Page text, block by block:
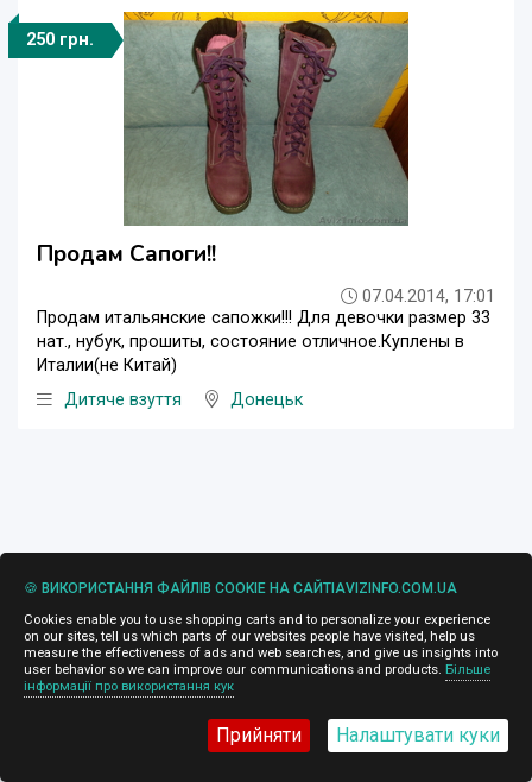
250 грн.
Продам Сапоги!!
07.04.2014, 17:01
Продам итальянские сапожки!!! Для девочки размер 33
нат., нубук, прошиты, состояние отличное.Куплены в
Италии(не Китай)
Дитяче взуття
Донецьк
18 грн.
🍪 ВИКОРИСТАННЯ ФАЙЛІВ COOKIE НА САЙТІAVIZINFO.COM.UA
Cookies enable you to use shopping carts and to personalize your experience
on our sites, tell us which parts of our websites people have visited, help us
measure the effectiveness of ads and web searches, and give us insights into
user behavior so we can improve our communications and products. Більше
інформації про використання кук
Прийняти Налаштувати куки